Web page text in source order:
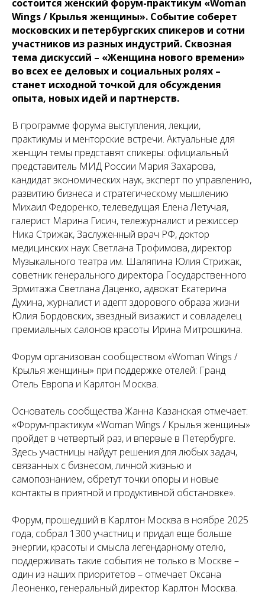
состоится женский форум-практикум «Woman
Wings / Крылья женщины». Событие соберет
московских и петербургских спикеров и сотни
участников из разных индустрий. Сквозная
тема дискуссий – «Женщина нового времени»
во всех ее деловых и социальных ролях –
станет исходной точкой для обсуждения
опыта, новых идей и партнерств.
В программе форума выступления, лекции,
практикумы и менторские встречи. Актуальные для
женщин темы представят спикеры: официальный
представитель МИД России Мария Захарова,
кандидат экономических наук, эксперт по управлению,
развитию бизнеса и стратегическому мышлению
Михаил Федоренко, телеведущая Елена Летучая,
галерист Марина Гисич, тележурналист и режиссер
Ника Стрижак, Заслуженный врач РФ, доктор
медицинских наук Светлана Трофимова, директор
Музыкального театра им. Шаляпина Юлия Стрижак,
советник генерального директора Государственного
Эрмитажа Светлана Даценко, адвокат Екатерина
Духина, журналист и адепт здорового образа жизни
Юлия Бордовских, звездный визажист и совладелец
премиальных салонов красоты Ирина Митрошкина.
Форум организован сообществом «Woman Wings /
Крылья женщины» при поддержке отелей: Гранд
Отель Европа и Карлтон Москва.
Основатель сообщества Жанна Казанская отмечает:
«Форум-практикум «Woman Wings / Крылья женщины»
пройдет в четвертый раз, и впервые в Петербурге.
Здесь участницы найдут решения для любых задач,
связанных с бизнесом, личной жизнью и
самопознанием, обретут точки опоры и новые
контакты в приятной и продуктивной обстановке».
Форум, прошедший в Карлтон Москва в ноябре 2025
года, собрал 1300 участниц и придал еще больше
энергии, красоты и смысла легендарному отелю,
поддерживать такие события не только в Москве –
один из наших приоритетов – отмечает Оксана
Леоненко, генеральный директор Карлтон Москва.